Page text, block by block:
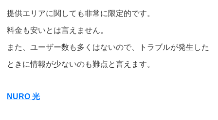
提供エリアに関しても非常に限定的です。
料金も安いとは言えません。
また、ユーザー数も多くはないので、トラブルが発生した
ときに情報が少ないのも難点と言えます。
NURO 光